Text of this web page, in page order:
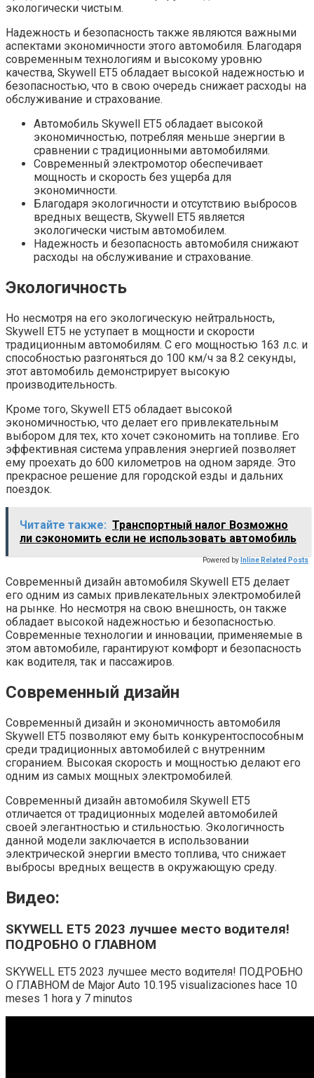
экологически чистым.
Надежность и безопасность также являются важными
аспектами экономичности этого автомобиля. Благодаря
современным технологиям и высокому уровню
качества, Skywell ET5 обладает высокой надежностью и
безопасностью, что в свою очередь снижает расходы на
обслуживание и страхование.
Автомобиль Skywell ET5 обладает высокой
экономичностью, потребляя меньше энергии в
сравнении с традиционными автомобилями.
Современный электромотор обеспечивает
мощность и скорость без ущерба для
экономичности.
Благодаря экологичности и отсутствию выбросов
вредных веществ, Skywell ET5 является
экологически чистым автомобилем.
Надежность и безопасность автомобиля снижают
расходы на обслуживание и страхование.
Экологичность
Но несмотря на его экологическую нейтральность,
Skywell ET5 не уступает в мощности и скорости
традиционным автомобилям. С его мощностью 163 л.с. и
способностью разгоняться до 100 км/ч за 8.2 секунды,
этот автомобиль демонстрирует высокую
производительность.
Кроме того, Skywell ET5 обладает высокой
экономичностью, что делает его привлекательным
выбором для тех, кто хочет сэкономить на топливе. Его
эффективная система управления энергией позволяет
ему проехать до 600 километров на одном заряде. Это
прекрасное решение для городской езды и дальних
поездок.
Читайте также: Транспортный налог Возможно
ли сэкономить если не использовать автомобиль
Powered by Inline Related Posts
Современный дизайн автомобиля Skywell ET5 делает
его одним из самых привлекательных электромобилей
на рынке. Но несмотря на свою внешность, он также
обладает высокой надежностью и безопасностью.
Современные технологии и инновации, применяемые в
этом автомобиле, гарантируют комфорт и безопасность
как водителя, так и пассажиров.
Современный дизайн
Современный дизайн и экономичность автомобиля
Skywell ET5 позволяют ему быть конкурентоспособным
среди традиционных автомобилей с внутренним
сгоранием. Высокая скорость и мощностью делают его
одним из самых мощных электромобилей.
Современный дизайн автомобиля Skywell ET5
отличается от традиционных моделей автомобилей
своей элегантностью и стильностью. Экологичность
данной модели заключается в использовании
электрической энергии вместо топлива, что снижает
выбросы вредных веществ в окружающую среду.
Видео:
SKYWELL ET5 2023 лучшее место водителя!
ПОДРОБНО О ГЛАВНОМ
SKYWELL ET5 2023 лучшее место водителя! ПОДРОБНО
О ГЛАВНОМ de Major Auto 10.195 visualizaciones hace 10
meses 1 hora y 7 minutos